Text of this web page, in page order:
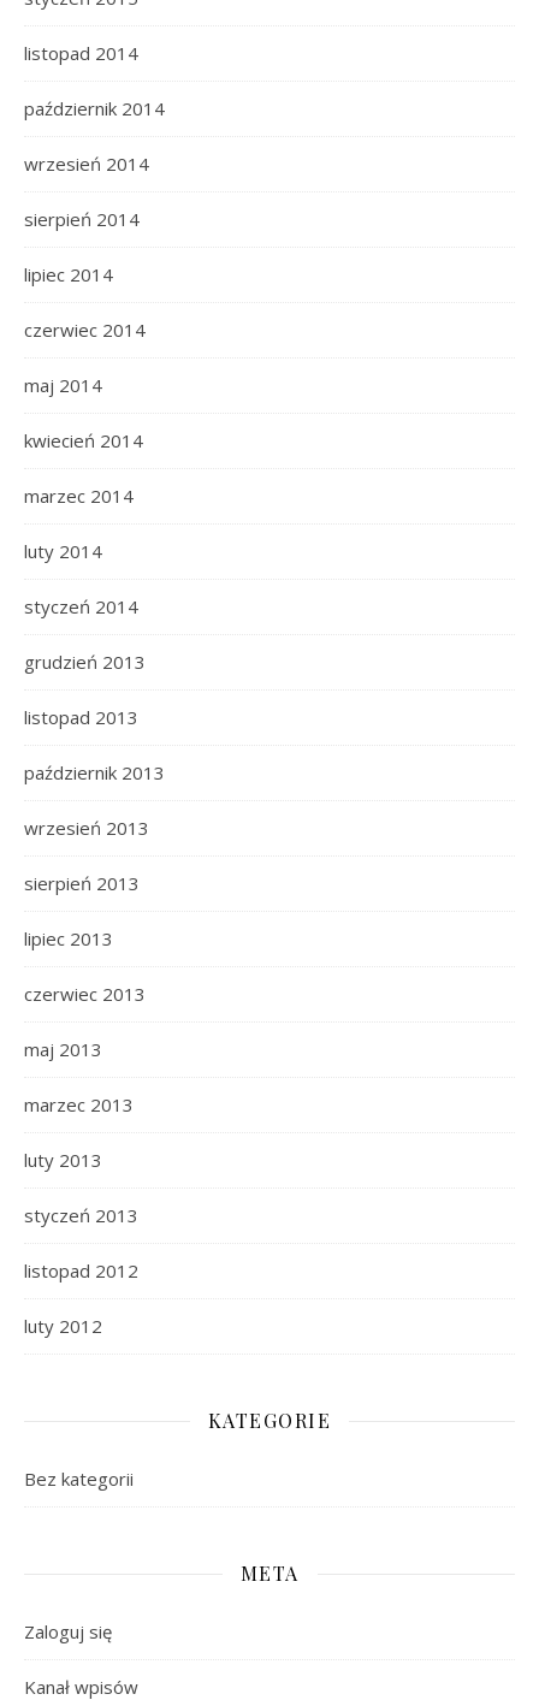
listopad 2014
październik 2014
wrzesień 2014
sierpień 2014
lipiec 2014
czerwiec 2014
maj 2014
kwiecień 2014
marzec 2014
luty 2014
styczeń 2014
grudzień 2013
listopad 2013
październik 2013
wrzesień 2013
sierpień 2013
lipiec 2013
czerwiec 2013
maj 2013
marzec 2013
luty 2013
styczeń 2013
listopad 2012
luty 2012
KATEGORIE
Bez kategorii
META
Zaloguj się
Kanał wpisów